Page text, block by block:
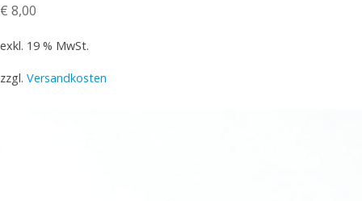
€ 8,00
exkl. 19 % MwSt.
zzgl. Versandkosten